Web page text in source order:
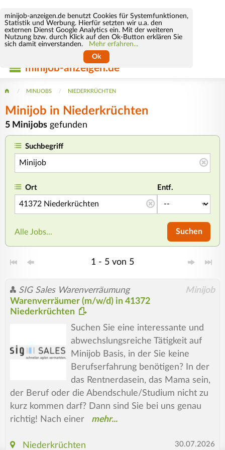
minijob-anzeigen.de benutzt Cookies für Systemfunktionen,
Statistik und Werbung. Hierfür setzten wir u.a. den
externen Dienst Google Analytics ein. Mit der weiteren
Nutzung bzw. durch Klick auf den Ok-Button erklären Sie
sich damit einverstanden.
Mehr erfahren...
Ok
minijob-anzeigen.de
MINIJOBS NIEDERKRÜCHTEN
Minijob in Niederkrüchten
5 Minijobs gefunden
Suchbegriff
Ort Entf.
Alle Jobs... Suchen
1 - 5 von 5
SIG Sales Warenverräumung Minijob
Warenverräumer (m/w/d) in 41372
Niederkrüchten
Suchen Sie eine interessante und
abwechslungsreiche Tätigkeit auf
Minijob Basis, in der Sie keine
Berufserfahrung benötigen? In der
das Rentnerdasein, das Mama sein,
der Beruf oder die Abendschule/Studium nicht zu
kurz kommen darf? Dann sind Sie bei uns genau
richtig! Nach einer
Niederkrüchten 30.07.2026